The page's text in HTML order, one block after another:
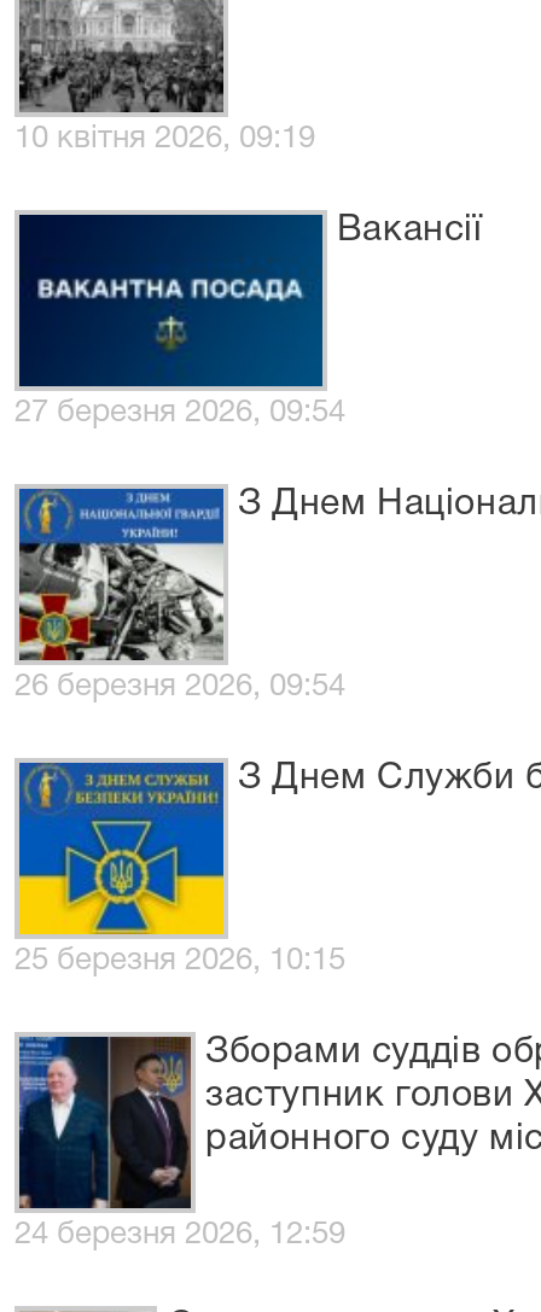
10 квітня 2026, 09:19
Вакансії
27 березня 2026, 09:54
З Днем
26 березня 2026, 09:54
З Днем Служби
25 березня 2026, 10:15
Зборами суддів
заступник голови
районного суду
24 березня 2026, 12:59